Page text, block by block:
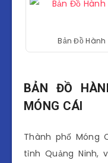
Bản Đồ
BẢN ĐỒ
MÓNG CÁI
Thành phố Móng
tỉnh Quảng Ninh,